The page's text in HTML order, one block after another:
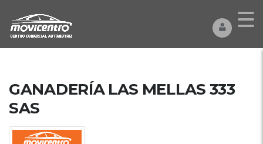
GANADERÍA LAS MELLAS 333
SAS